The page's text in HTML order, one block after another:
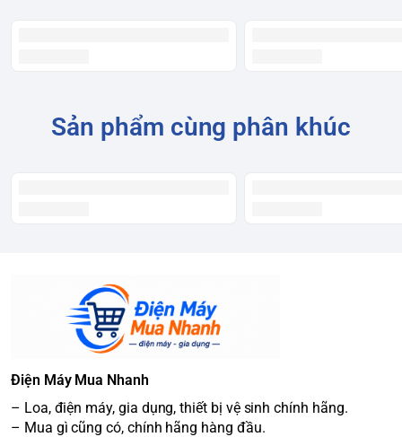
Sản phẩm cùng phân khúc
Điện Máy Mua Nhanh
– Loa, điện máy, gia dụng, thiết bị vệ sinh chính hãng.
– Mua gì cũng có, chính hãng hàng đầu.